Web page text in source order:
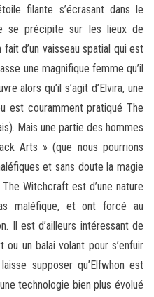
filante s’écrasant dans le
se précipite sur les lieux de
fait d’un vaisseau spatial qui est
une magnifique femme qu’il
alors qu’il s’agit d’Elvira, une
est couramment pratiqué The
Mais une partie des hommes
Arts » (que nous pourrions
et sans doute la magie
Witchcraft est d’une nature
maléfique, et ont forcé au
Il est d’ailleurs intéressant de
ou un balai volant pour s’enfuir
supposer qu’Elfwhon est
technologie bien plus évolué